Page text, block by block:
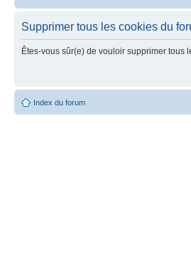
Supprimer tous les cookies du
Êtes-vous sûr(e) de vouloir supprimer tous
Index du forum